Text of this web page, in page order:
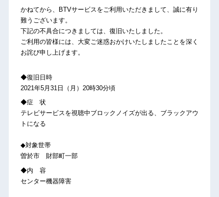
かねてから、BTVサービスをご利用いただきまして、誠に有り
難うございます。
下記の不具合につきましては、復旧いたしました。
ご利用の皆様には、大変ご迷惑おかけいたしましたことを深く
お詫び申し上げます。
◆復旧日時
2021年5月31日（月）20時30分頃
◆症 状
テレビサービスを視聴中ブロックノイズが出る、ブラックアウ
トになる
◆対象世帯
曽於市 財部町一部
◆内 容
センター機器障害